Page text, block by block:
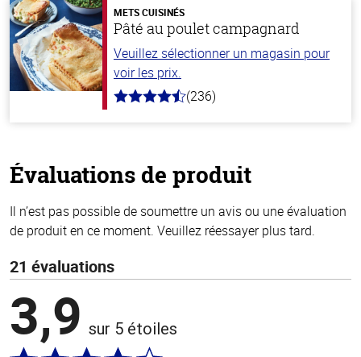
stars
METS CUISINÉS
Pâté au poulet campagnard
Veuillez sélectionner un magasin pour
voir les prix.
4.3
(236)
Évaluations de produit
Il n’est pas possible de soumettre un avis ou une évaluation
de produit en ce moment. Veuillez réessayer plus tard.
21 évaluations
3,9 sur 5 étoiles